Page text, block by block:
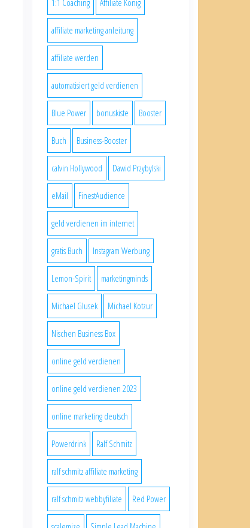
affiliate marketing anleitung
affiliate werden
automatisiert geld verdienen
Blue Power bonuskiste Booster
Buch Business-Booster
calvin Hollywood Dawid Przybylski
eMail FinestAudience
geld verdienen im internet
gratis Buch Instagram Werbung
Lemon-Spirit marketingminds
Michael Glusek Michael Kotzur
Nischen Business Box
online geld verdienen
online geld verdienen 2023
online marketing deutsch
Powerdrink Ralf Schmitz
ralf schmitz affiliate marketing
ralf schmitz webbyfiliate Red Power